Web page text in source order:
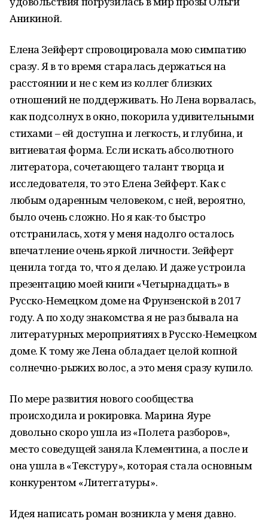
Аникиной.
Елена Зейферт спровоцировала мою симпатию
сразу. Я в то время старалась держаться на
расстоянии и не с кем из коллег близких
отношений не поддерживать. Но Лена ворвалась,
как подсолнух в окно, покорила удивительными
стихами – ей доступна и легкость, и глубина, и
витиеватая форма. Если искать абсолютного
литератора, сочетающего талант творца и
исследователя, то это Елена Зейферт. Как с
любым одаренным человеком, с ней, вероятно,
было очень сложно. Но я как-то быстро
отстранилась, хотя у меня надолго осталось
впечатление очень яркой личности. Зейферт
ценила тогда то, что я делаю. И даже устроила
презентацию моей книги «Четырнадцать» в
Русско-Немецком доме на Фрунзенской в 2017
году. А по ходу знакомства я не раз бывала на
литературных мероприятиях в Русско-Немецком
доме. К тому же Лена обладает целой копной
солнечно-рыжих волос, а это меня сразу купило.
По мере развития нового сообщества
происходила и рокировка. Марина Яуре
довольно скоро ушла из «Полета разборов»,
место соведущей заняла Клементина, а после и
она ушла в «Текстуру», которая стала основным
конкурентом «Литеrrатуры».
Идея написать роман возникла у меня давно.